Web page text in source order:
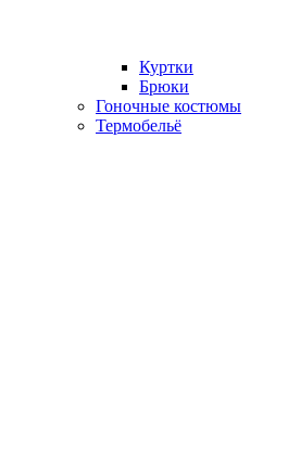
Куртки
Брюки
Гоночные костюмы
Термобельё